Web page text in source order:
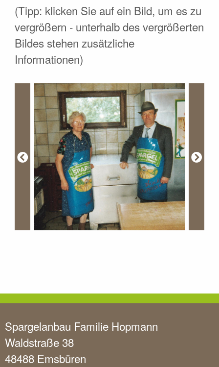
(Tipp: klicken Sie auf ein Bild, um es zu
vergrößern - unterhalb des vergrößerten
Bildes stehen zusätzliche
Informationen)
Spargelanbau Familie Hopmann
Waldstraße 38
48488 Emsbüren